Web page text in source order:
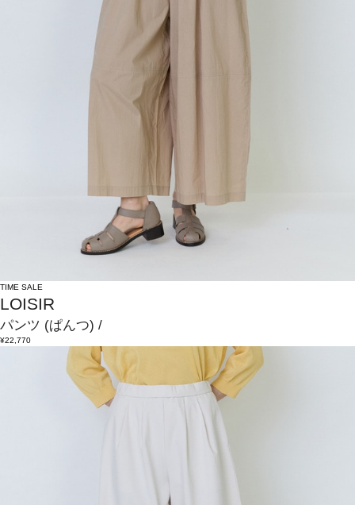
TIME SALE
LOISIR
パンツ (ぱんつ) /
¥22,770